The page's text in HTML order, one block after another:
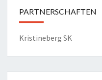
PARTNERSCHAFTEN
Kristineberg SK